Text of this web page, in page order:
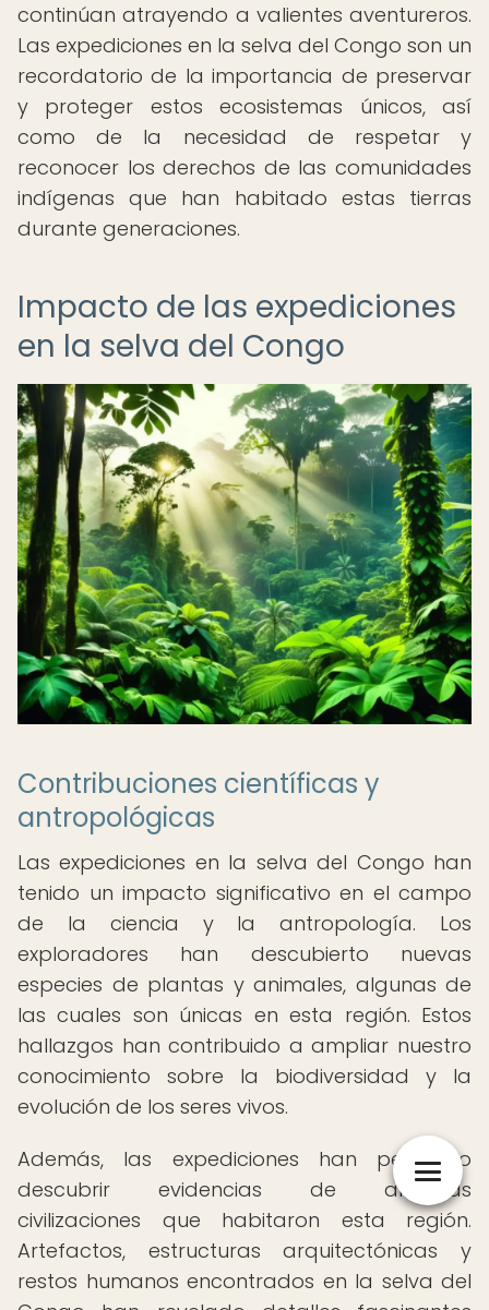
continúan atrayendo a valientes aventureros.
Las expediciones en la selva del Congo son un
recordatorio de la importancia de preservar
y proteger estos ecosistemas únicos, así
como de la necesidad de respetar y
reconocer los derechos de las comunidades
indígenas que han habitado estas tierras
durante generaciones.
Impacto de las expediciones
en la selva del Congo
Contribuciones científicas y
antropológicas
Las expediciones en la selva del Congo han
tenido un impacto significativo en el campo
de la ciencia y la antropología. Los
exploradores han descubierto nuevas
especies de plantas y animales, algunas de
las cuales son únicas en esta región. Estos
hallazgos han contribuido a ampliar nuestro
conocimiento sobre la biodiversidad y la
evolución de los seres vivos.
Además, las expediciones han permitido
descubrir evidencias de antiguas
civilizaciones que habitaron esta región.
Artefactos, estructuras arquitectónicas y
restos humanos encontrados en la selva del